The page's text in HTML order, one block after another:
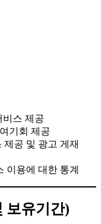
비스 제공
기회 제공
공 및 광고 게재
이용에 대한 통계
보유기간)